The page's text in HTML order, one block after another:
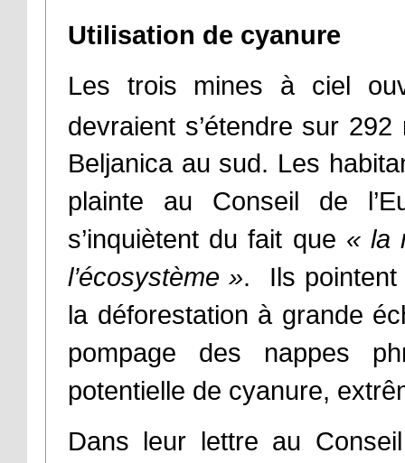
Utilisation de cyanure
Les trois mines à ciel
devraient s’étendre sur 292
Beljanica au sud. Les
plainte au Conseil de
s’inquiètent du fait que «la
l’écosystème». Ils pointent
la déforestation à grande
pompage des nappes
potentielle de cyanure,
Dans leur lettre au